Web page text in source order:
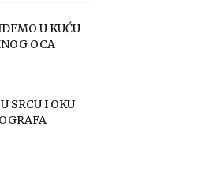
U KUĆU
OCA
SRCU I OKU